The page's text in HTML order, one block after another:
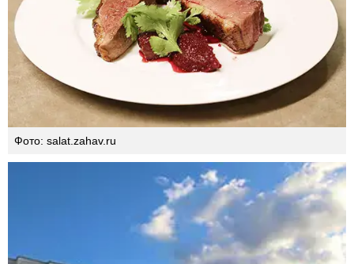
Фото: salat.zahav.ru